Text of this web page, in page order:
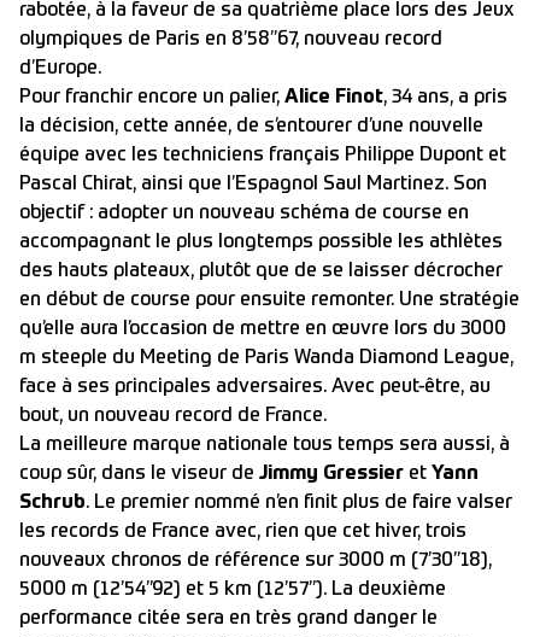
rabotée, à la faveur de sa quatrième place lors des Jeux
olympiques de Paris en 8’58’’67, nouveau record
d’Europe.
Pour franchir encore un palier, Alice Finot, 34 ans, a pris
la décision, cette année, de s’entourer d’une nouvelle
équipe avec les techniciens français Philippe Dupont et
Pascal Chirat, ainsi que l’Espagnol Saul Martinez. Son
objectif : adopter un nouveau schéma de course en
accompagnant le plus longtemps possible les athlètes
des hauts plateaux, plutôt que de se laisser décrocher
en début de course pour ensuite remonter. Une stratégie
qu’elle aura l’occasion de mettre en œuvre lors du 3000
m steeple du Meeting de Paris Wanda Diamond League,
face à ses principales adversaires. Avec peut-être, au
bout, un nouveau record de France.
La meilleure marque nationale tous temps sera aussi, à
coup sûr, dans le viseur de Jimmy Gressier et Yann
Schrub. Le premier nommé n’en finit plus de faire valser
les records de France avec, rien que cet hiver, trois
nouveaux chronos de référence sur 3000 m (7’30’’18),
5000 m (12’54’’92) et 5 km (12’57’’). La deuxième
performance citée sera en très grand danger le